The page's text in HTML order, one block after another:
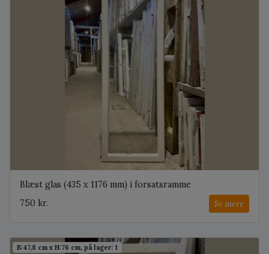
Blæst glas (435 x 1176 mm) i forsatsramme
750 kr.
Se mere
B:47,8 cm x H:76 cm, på lager: 1